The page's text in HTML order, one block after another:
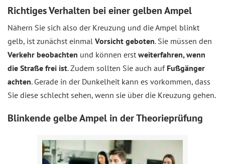
Richtiges Verhalten bei einer gelben Ampel
Nähern Sie sich also der Kreuzung und die Ampel blinkt
gelb, ist zunächst einmal Vorsicht geboten. Sie müssen den
Verkehr beobachten und können erst weiterfahren, wenn
die Straße frei ist. Zudem sollten Sie auch auf Fußgänger
achten. Gerade in der Dunkelheit kann es vorkommen, dass
Sie diese schlecht sehen, wenn sie über die Kreuzung gehen.
Blinkende gelbe Ampel in der Theorieprüfung